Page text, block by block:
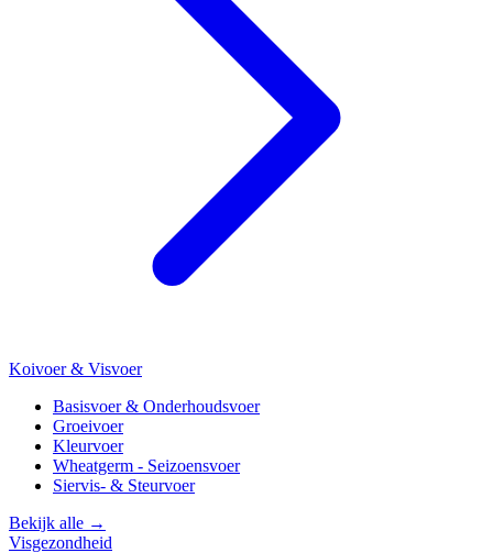
Koivoer & Visvoer
Basisvoer & Onderhoudsvoer
Groeivoer
Kleurvoer
Wheatgerm - Seizoensvoer
Siervis- & Steurvoer
Bekijk alle →
Visgezondheid